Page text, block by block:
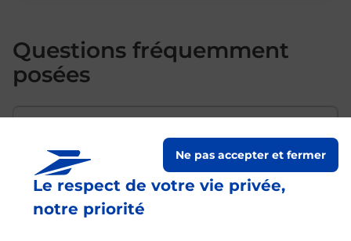
Le respect de votre vie privée,
notre priorité
Ne pas accepter et fermer
Questions fréquemment
posées
Comment envoyer mon colis de
chez moi ?
Est-il possible d’acheter un